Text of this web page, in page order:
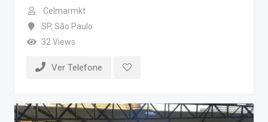
Celmarmkt
SP, São Paulo
32 Views
Ver Telefone